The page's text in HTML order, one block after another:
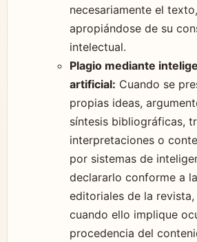
necesariamente el
apropiándose de su
intelectual.
Plagio mediante
artificial: Cuando se
propias ideas,
síntesis bibliográficas,
interpretaciones o
por sistemas de
declararlo conforme a
editoriales de la
cuando ello implique
procedencia del